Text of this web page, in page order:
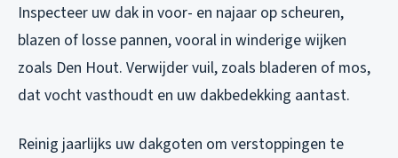
Inspecteer uw dak in voor- en najaar op scheuren,
blazen of losse pannen, vooral in winderige wijken
zoals Den Hout. Verwijder vuil, zoals bladeren of mos,
dat vocht vasthoudt en uw dakbedekking aantast.
Reinig jaarlijks uw dakgoten om verstoppingen te